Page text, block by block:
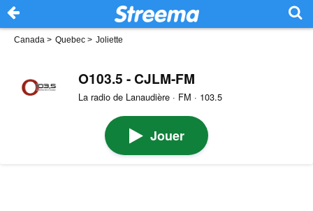
Canada > Quebec > Joliette
O103.5 - CJLM-FM
La radio de Lanaudière · FM · 103.5
Jouer